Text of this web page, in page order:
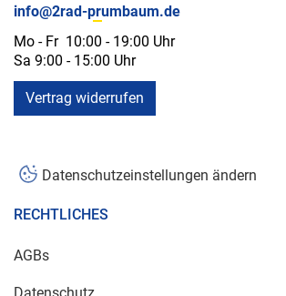
info@2rad-prumbaum.de
Mo - Fr 10:00 - 19:00 Uhr
Sa 9:00 - 15:00 Uhr
Vertrag widerrufen
Datenschutzeinstellungen ändern
RECHTLICHES
AGBs